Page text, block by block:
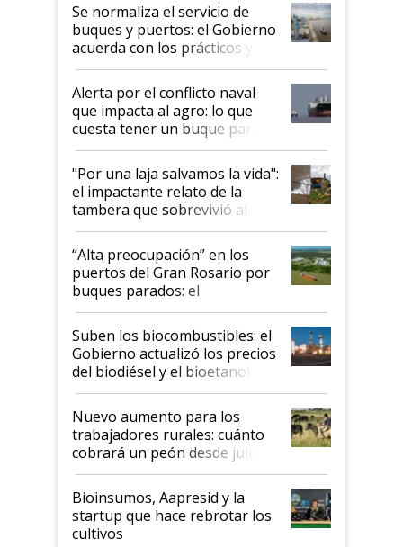
Se normaliza el servicio de
buques y puertos: el Gobierno
acuerda con los prácticos y
suspende el decreto de
desregulación
Alerta por el conflicto naval
que impacta al agro: lo que
cuesta tener un buque parado
y el peligro de que Argentina
pase a ser "país sucio"
"Por una laja salvamos la vida":
el impactante relato de la
tambera que sobrevivió al
tornado
“Alta preocupación” en los
puertos del Gran Rosario por
buques parados: el
funcionamiento de las
exportadoras en tensión tras
la medida de fuerza de los
prácticos
Suben los biocombustibles: el
Gobierno actualizó los precios
del biodiésel y el bioetanol
Nuevo aumento para los
trabajadores rurales: cuánto
cobrará un peón desde julio
Bioinsumos, Aapresid y la
startup que hace rebrotar los
cultivos